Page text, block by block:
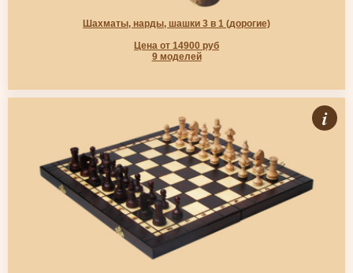
Шахматы, нарды, шашки 3 в 1 (дорогие)
Цена от 14900 руб
9 моделей